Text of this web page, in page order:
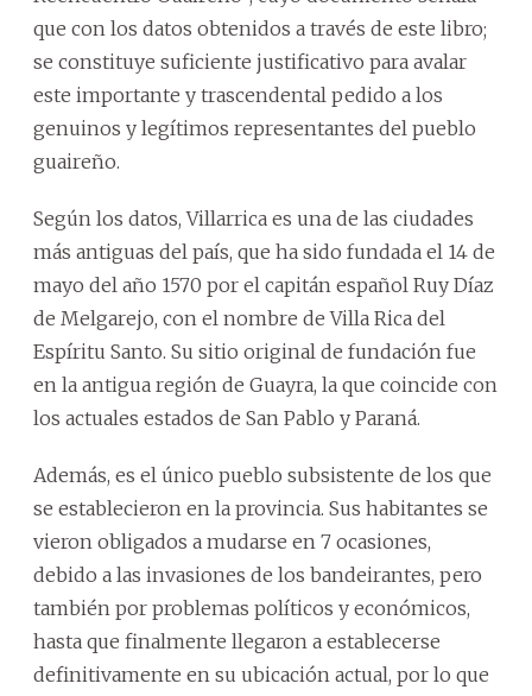
que con los datos obtenidos a través de este libro;
se constituye suficiente justificativo para avalar
este importante y trascendental pedido a los
genuinos y legítimos representantes del pueblo
guaireño.
Según los datos, Villarrica es una de las ciudades
más antiguas del país, que ha sido fundada el 14 de
mayo del año 1570 por el capitán español Ruy Díaz
de Melgarejo, con el nombre de Villa Rica del
Espíritu Santo. Su sitio original de fundación fue
en la antigua región de Guayra, la que coincide con
los actuales estados de San Pablo y Paraná.
Además, es el único pueblo subsistente de los que
se establecieron en la provincia. Sus habitantes se
vieron obligados a mudarse en 7 ocasiones,
debido a las invasiones de los bandeirantes, pero
también por problemas políticos y económicos,
hasta que finalmente llegaron a establecerse
definitivamente en su ubicación actual, por lo que